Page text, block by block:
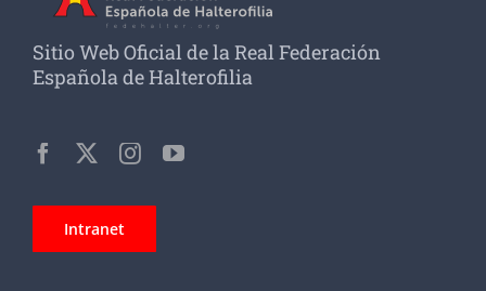
Sitio Web Oficial de la Real Federación
Española de Halterofilia
Intranet